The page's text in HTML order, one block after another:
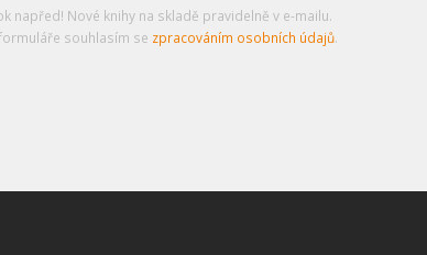
napřed! Nové knihy na skladě pravidelně v e-mailu.
souhlasím se zpracováním osobních údajů.